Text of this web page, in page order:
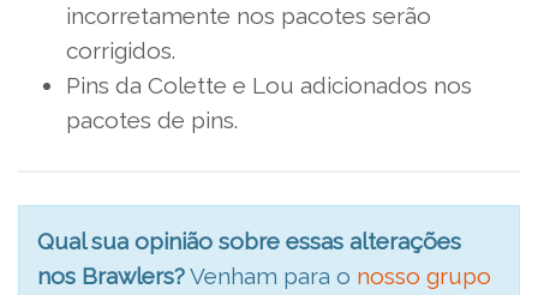
incorretamente nos pacotes serão
corrigidos.
Pins da Colette e Lou adicionados nos
pacotes de pins.
Qual sua opinião sobre essas alterações
nos Brawlers?Venham para o nosso grupo